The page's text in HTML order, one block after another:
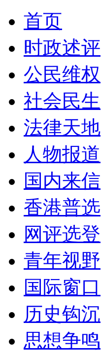
首页
时政述评
公民维权
社会民生
法律天地
人物报道
国内来信
香港普选
网评选登
青年视野
国际窗口
历史钩沉
思想争鸣